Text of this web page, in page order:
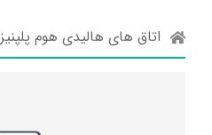
اتاق های هالیدی هوم